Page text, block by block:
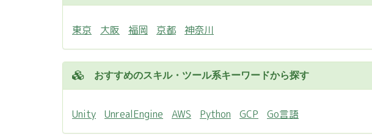
東京 大阪 福岡 京都 神奈川
おすすめのスキル・ツール系キーワードから探す
Unity UnrealEngine AWS Python GCP Go言語